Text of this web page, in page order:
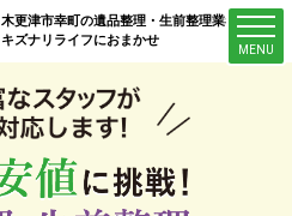
木更津市幸町の遺品整理・生前整理業者は
キズナリライフにおまかせ